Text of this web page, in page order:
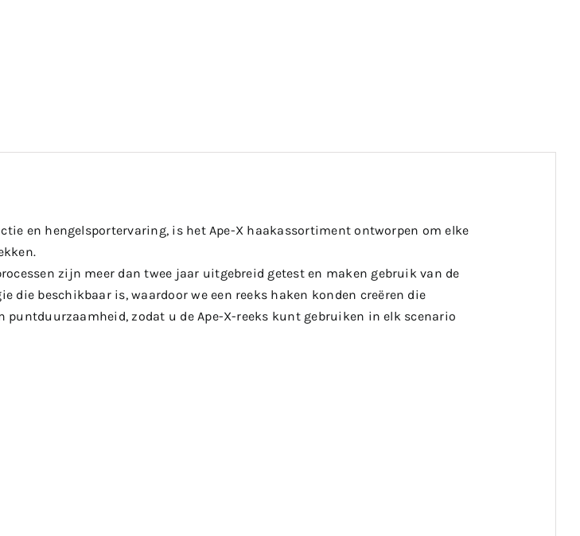
en hengelsportervaring, is het Ape-X haakassortiment ontworpen om elke
zijn meer dan twee jaar uitgebreid getest en maken gebruik van de
die beschikbaar is, waardoor we een reeks haken konden creëren die
puntduurzaamheid, zodat u de Ape-X-reeks kunt gebruiken in elk scenario